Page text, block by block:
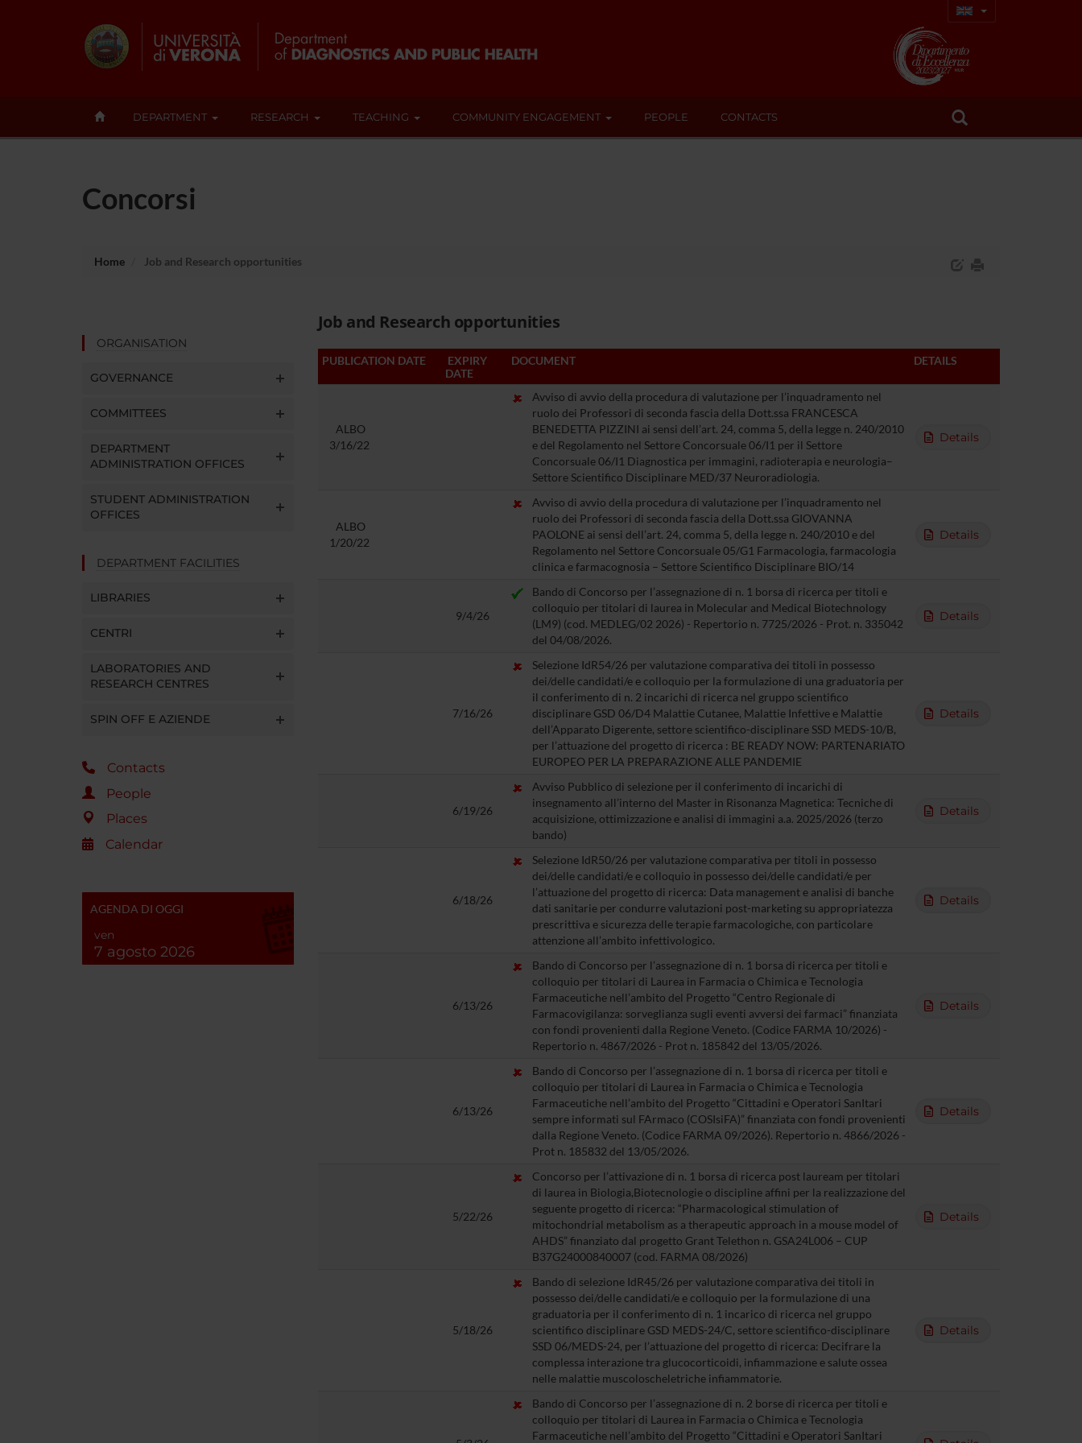
DEPARTMENT RESEARCH TEACHING COMMUNITY ENGAGEMENT PEOPLE CONTACTS
Concorsi
Home Job and Research opportunities
ORGANISATION
GOVERNANCE
COMMITTEES
DEPARTMENT
ADMINISTRATION OFFICES
STUDENT ADMINISTRATION
OFFICES
DEPARTMENT FACILITIES
LIBRARIES
CENTRI
LABORATORIES AND
RESEARCH CENTRES
SPIN OFF E AZIENDE
Contacts
People
Places
Calendar
AGENDA DI OGGI
ven
7 agosto 2026
Job and Research opportunities
PUBLICATION DATE
EXPIRY
DATE
DOCUMENT DETAILS
ALBO
3/16/22
Avviso di avvio della procedura di valutazione per l’inquadramento nel
ruolo dei Professori di seconda fascia della Dott.ssa FRANCESCA
BENEDETTA PIZZINI ai sensi dell’art. 24, comma 5, della legge n. 240/2010
e del Regolamento nel Settore Concorsuale 06/I1 per il Settore
Concorsuale 06/I1 Diagnostica per immagini, radioterapia e neurologia–
Settore Scientifico Disciplinare MED/37 Neuroradiologia.
Details
ALBO
1/20/22
Avviso di avvio della procedura di valutazione per l’inquadramento nel
ruolo dei Professori di seconda fascia della Dott.ssa GIOVANNA
PAOLONE ai sensi dell’art. 24, comma 5, della legge n. 240/2010 e del
Regolamento nel Settore Concorsuale 05/G1 Farmacologia, farmacologia
clinica e farmacognosia – Settore Scientifico Disciplinare BIO/14
Details
9/4/26
Bando di Concorso per l’assegnazione di n. 1 borsa di ricerca per titoli e
colloquio per titolari di laurea in Molecular and Medical Biotechnology
(LM9) (cod. MEDLEG/02 2026) - Repertorio n. 7725/2026 - Prot. n. 335042
del 04/08/2026.
Details
7/16/26
Selezione IdR54/26 per valutazione comparativa dei titoli in possesso
dei/delle candidati/e e colloquio per la formulazione di una graduatoria per
il conferimento di n. 2 incarichi di ricerca nel gruppo scientifico
disciplinare GSD 06/D4 Malattie Cutanee, Malattie Infettive e Malattie
dell’Apparato Digerente, settore scientifico-disciplinare SSD MEDS-10/B,
per l’attuazione del progetto di ricerca : BE READY NOW: PARTENARIATO
EUROPEO PER LA PREPARAZIONE ALLE PANDEMIE
Details
6/19/26
Avviso Pubblico di selezione per il conferimento di incarichi di
insegnamento all’interno del Master in Risonanza Magnetica: Tecniche di
acquisizione, ottimizzazione e analisi di immagini a.a. 2025/2026 (terzo
bando)
Details
6/18/26
Selezione IdR50/26 per valutazione comparativa per titoli in possesso
dei/delle candidati/e e colloquio in possesso dei/delle candidati/e per
l’attuazione del progetto di ricerca: Data management e analisi di banche
dati sanitarie per condurre valutazioni post-marketing su appropriatezza
prescrittiva e sicurezza delle terapie farmacologiche, con particolare
attenzione all’ambito infettivologico.
Details
6/13/26
Bando di Concorso per l’assegnazione di n. 1 borsa di ricerca per titoli e
colloquio per titolari di Laurea in Farmacia o Chimica e Tecnologia
Farmaceutiche nell’ambito del Progetto “Centro Regionale di
Farmacovigilanza: sorveglianza sugli eventi avversi dei farmaci” finanziata
con fondi provenienti dalla Regione Veneto. (Codice FARMA 10/2026) -
Repertorio n. 4867/2026 - Prot n. 185842 del 13/05/2026.
Details
6/13/26
Bando di Concorso per l’assegnazione di n. 1 borsa di ricerca per titoli e
colloquio per titolari di Laurea in Farmacia o Chimica e Tecnologia
Farmaceutiche nell’ambito del Progetto “Cittadini e Operatori SanItari
sempre informati sul FArmaco (COSIsiFA)” finanziata con fondi provenienti
dalla Regione Veneto. (Codice FARMA 09/2026). Repertorio n. 4866/2026 -
Prot n. 185832 del 13/05/2026.
Details
5/22/26
Concorso per l’attivazione di n. 1 borsa di ricerca post lauream per titolari
di laurea in Biologia,Biotecnologie o discipline affini per la realizzazione del
seguente progetto di ricerca: “Pharmacological stimulation of
mitochondrial metabolism as a therapeutic approach in a mouse model of
AHDS” finanziato dal progetto Grant Telethon n. GSA24L006 – CUP
B37G24000840007 (cod. FARMA 08/2026)
Details
5/18/26
Bando di selezione IdR45/26 per valutazione comparativa dei titoli in
possesso dei/delle candidati/e e colloquio per la formulazione di una
graduatoria per il conferimento di n. 1 incarico di ricerca nel gruppo
scientifico disciplinare GSD MEDS-24/C, settore scientifico-disciplinare
SSD 06/MEDS-24, per l’attuazione del progetto di ricerca: Decifrare la
complessa interazione tra glucocorticoidi, infiammazione e salute ossea
nelle malattie muscoloscheletriche infiammatorie.
Details
Bando di Concorso per l’assegnazione di n. 2 borse di ricerca per titoli e
colloquio per titolari di Laurea in Farmacia o Chimica e Tecnologia
Farmaceutiche nell’ambito del Progetto “Cittadini e Operatori SanItari